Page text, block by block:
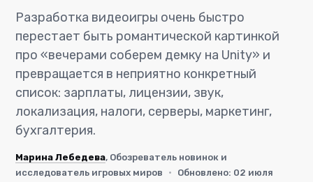
Разработка видеоигры очень быстро
перестает быть романтической картинкой
про «вечерами соберем демку на Unity» и
превращается в неприятно конкретный
список: зарплаты, лицензии, звук,
локализация, налоги, серверы, маркетинг,
бухгалтерия.
Марина Лебедева, Обозреватель новинок и
исследователь игровых миров
·
Обновлено: 02 июля